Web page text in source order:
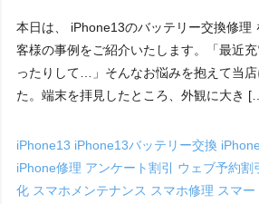
本日は、 iPhone13のバッテリー交換修理
客様の事例をご紹介いたします。「最近
ったりして…」そんなお悩みを抱えて当
た。端末を拝見したところ、外観に大き
iPhone13 iPhone13バッテリー交換
iPhone修理 アンケート割引 ウェブ予約割
化 スマホメンテナンス スマホ修理 スマー